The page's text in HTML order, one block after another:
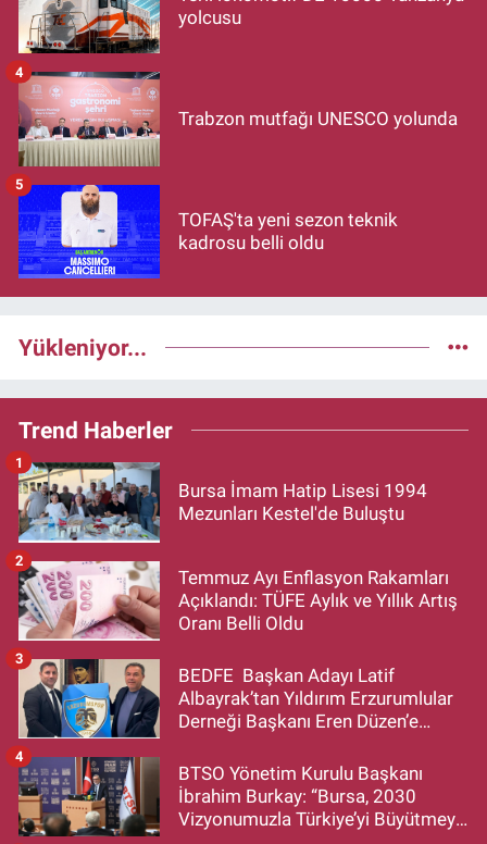
yolcusu
Trabzon mutfağı UNESCO yolunda
4
TOFAŞ'ta yeni sezon teknik
kadrosu belli oldu
5
Yükleniyor...
Trend Haberler
Bursa İmam Hatip Lisesi 1994
Mezunları Kestel'de Buluştu
1
Temmuz Ayı Enflasyon Rakamları
Açıklandı: TÜFE Aylık ve Yıllık Artış
Oranı Belli Oldu
2
BEDFE Başkan Adayı Latif
Albayrak’tan Yıldırım Erzurumlular
Derneği Başkanı Eren Düzen’e
3
BTSO Yönetim Kurulu Başkanı
İbrahim Burkay: “Bursa, 2030
Vizyonumuzla Türkiye’yi Büyütmeye
4